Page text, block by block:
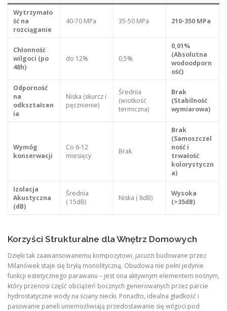
Wytrzymało
ść na
rozciąganie
40-70 MPa 35-50 MPa 210-350 MPa
Chłonność
wilgoci (po
48h)
do 12% 0,5%
0,01%
(Absolutna
wodoodporn
ość)
Odporność
na
odkształcen
ia
Niska (skurcz i
pęcznienie)
Średnia
(wiotkość
termiczna)
Brak
(Stabilność
wymiarowa)
Wymóg
konserwacji
Co 6-12
miesięcy
Brak
Brak
(Samoszczel
ność i
trwałość
kolorystyczn
a)
Izolacja
Akustyczna
(dB)
Średnia
( 15dB)
Niska ( 8dB)
Wysoka
(>35dB)
Korzyści Strukturalne dla Wnętrz Domowych
Dzięki tak zaawansowanemu kompozytowi, jacuzzi budowane przez
Milanówek staje się bryłą monolityczną. Obudowa nie pełni jedynie
funkcji estetycznego parawanu – jest ona aktywnym elementem nośnym,
który przenosi część obciążeń bocznych generowanych przez parcie
hydrostatyczne wody na ściany niecki. Ponadto, idealna gładkość i
pasowanie paneli uniemożliwiają przedostawanie się wilgoci pod